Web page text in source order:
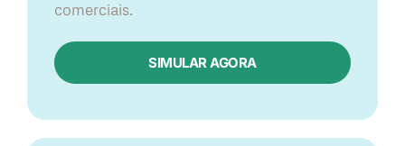
comerciais.
SIMULAR AGORA